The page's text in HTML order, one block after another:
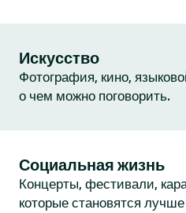
Искусство
Фотография, кино,
о чем можно поговорить.
Социальная жизнь
Концерты, фестивали,
которые становятся